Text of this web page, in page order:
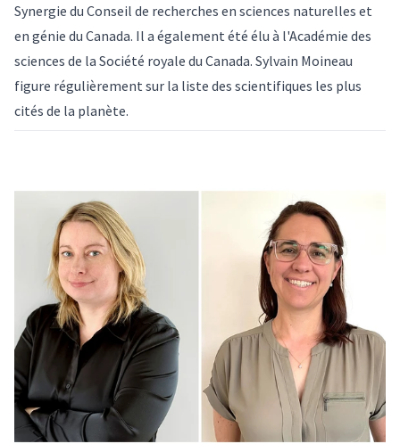
Synergie du Conseil de recherches en sciences naturelles et
en génie du Canada. Il a également été élu à l'Académie des
sciences de la Société royale du Canada. Sylvain Moineau
figure régulièrement sur la liste des scientifiques les plus
cités de la planète.